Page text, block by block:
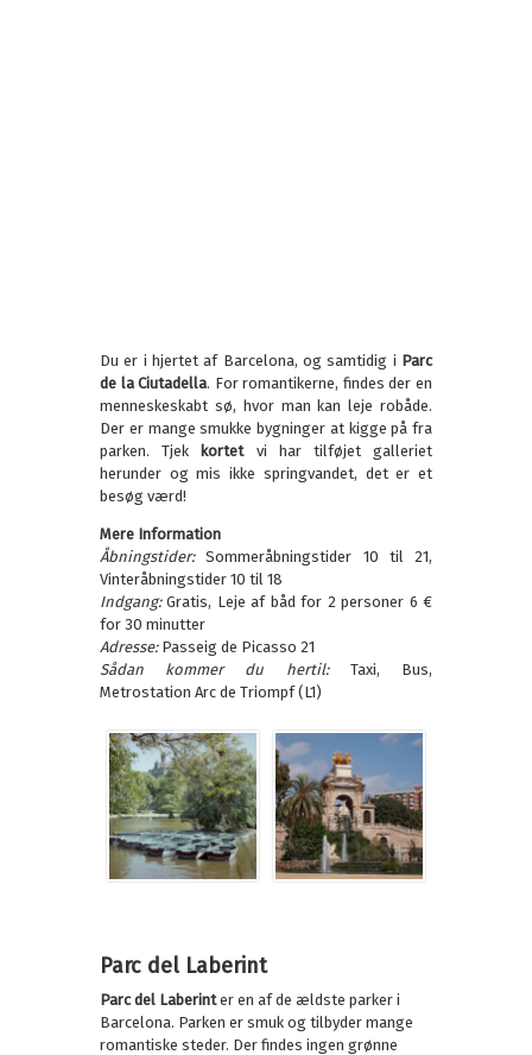
Du er i hjertet af Barcelona, og samtidig i Parc
de la Ciutadella. For romantikerne, findes der en
menneskeskabt sø, hvor man kan leje robåde.
Der er mange smukke bygninger at kigge på fra
parken. Tjekkortetvi har tilføjet galleriet
herunder og mis ikke springvandet, det er et
besøg værd!
Mere Information
Åbningstider:Sommeråbningstider 10 til 21,
Vinteråbningstider 10 til 18
Indgang:Gratis, Leje af båd for 2 personer 6 €
for 30 minutter
Adresse:Passeig de Picasso 21
Sådan kommer du hertil:Taxi, Bus,
Metrostation Arc de Triompf (L1)
Parc del Laberint
Parc del Laberinter en af de ældste parker i
Barcelona. Parken er smuk og tilbyder mange
romantiske steder. Der findes ingen grønne